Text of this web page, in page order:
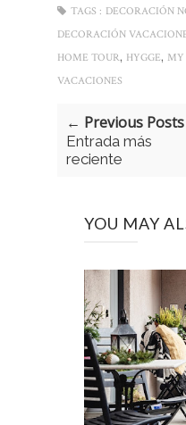
TAGS : DECORACIÓN
DECORACIÓN
HOME TOUR, HYGGE, MY
VACACIONES
← Previous Posts
Entrada más
reciente
YOU MAY